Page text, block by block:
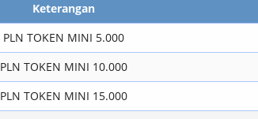
Keterangan
PLN TOKEN MINI 5.000
PLN TOKEN MINI 10.000
PLN TOKEN MINI 15.000